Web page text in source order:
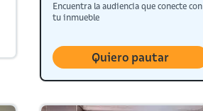
Encuentra la audiencia que conecte con
tu inmueble
Quiero pautar